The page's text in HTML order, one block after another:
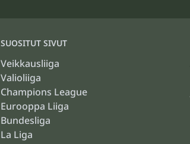
SUOSITUT SIVUT
Veikkausliiga
Valioliiga
Champions League
Eurooppa Liiga
Bundesliga
La Liga